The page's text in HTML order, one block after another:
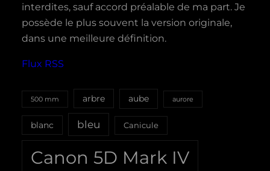
interdites, sauf accord préalable de ma part. Je
possède le plus souvent la version originale,
dans une meilleure définition.
Flux RSS
500 mm arbre aube aurore
blanc bleu Canicule
Canon 5D Mark IV